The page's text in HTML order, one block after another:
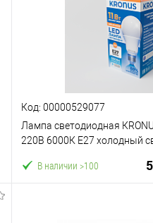
Код: 00000529077
Лампа светодиодная
220В 6000К Е27 холодный
В наличии >100